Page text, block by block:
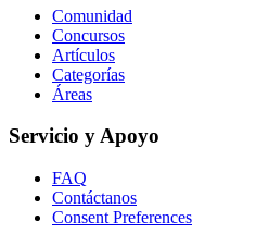
Comunidad
Concursos
Artículos
Categorías
Áreas
Servicio y Apoyo
FAQ
Contáctanos
Consent Preferences